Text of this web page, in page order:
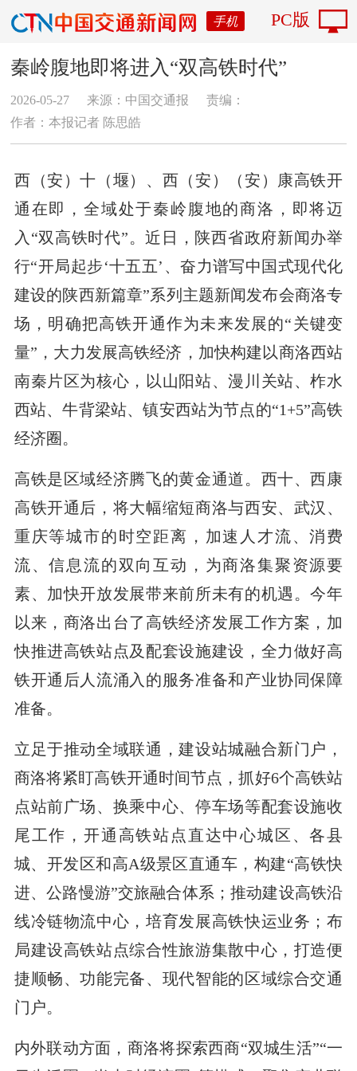
手机 PC版
秦岭腹地即将进入“双高铁时代”
2026-05-27 来源：中国交通报
责编：
作者：本报记者 陈思皓
西（安）十（堰）、西（安）（安）康高铁开
通在即，全域处于秦岭腹地的商洛，即将迈
入“双高铁时代”。近日，陕西省政府新闻办举
行“开局起步‘十五五’、奋力谱写中国式现代化
建设的陕西新篇章”系列主题新闻发布会商洛专
场，明确把高铁开通作为未来发展的“关键变
量”，大力发展高铁经济，加快构建以商洛西站
南秦片区为核心，以山阳站、漫川关站、柞水
西站、牛背梁站、镇安西站为节点的“1+5”高铁
经济圈。
高铁是区域经济腾飞的黄金通道。西十、西康
高铁开通后，将大幅缩短商洛与西安、武汉、
重庆等城市的时空距离，加速人才流、消费
流、信息流的双向互动，为商洛集聚资源要
素、加快开放发展带来前所未有的机遇。今年
以来，商洛出台了高铁经济发展工作方案，加
快推进高铁站点及配套设施建设，全力做好高
铁开通后人流涌入的服务准备和产业协同保障
准备。
立足于推动全域联通，建设站城融合新门户，
商洛将紧盯高铁开通时间节点，抓好6个高铁站
点站前广场、换乘中心、停车场等配套设施收
尾工作，开通高铁站点直达中心城区、各县
城、开发区和高A级景区直通车，构建“高铁快
进、公路慢游”交旅融合体系；推动建设高铁沿
线冷链物流中心，培育发展高铁快运业务；布
局建设高铁站点综合性旅游集散中心，打造便
捷顺畅、功能完备、现代智能的区域综合交通
门户。
内外联动方面，商洛将探索西商“双城生活”“一